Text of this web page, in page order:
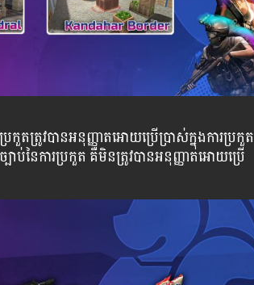
កួតត្រូវបានអនុញ្ញាតអោយប្រើប្រាស់ក្នុងការប្រកួត
នៃការប្រកួត គឺមិនត្រូវបានអនុញ្ញាតអោយប្រើ